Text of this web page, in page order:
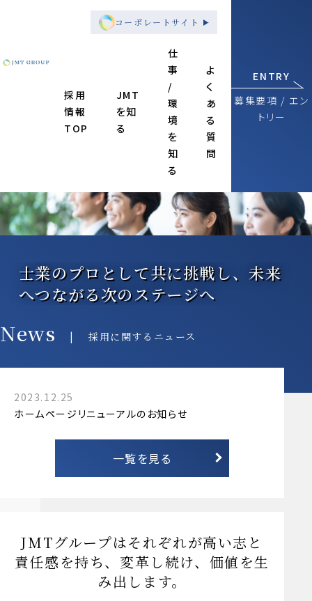
コーポレートサイト
採用
情報
TOP
JMT
を知
る
仕
事
/
環
境
を
知
る
よ
く
あ
る
質
問
ENTRY
募集要項 / エン
トリー
士業のプロとして共に挑戦し、 未来
へつながる次のステージへ
News 採用に関するニュース
2023.12.25
ホームページリニューアルのお知らせ
一覧を見る
JMTグループはそれぞれが高い志と
責任感を持ち、変革し続け、価値を生
み出します。